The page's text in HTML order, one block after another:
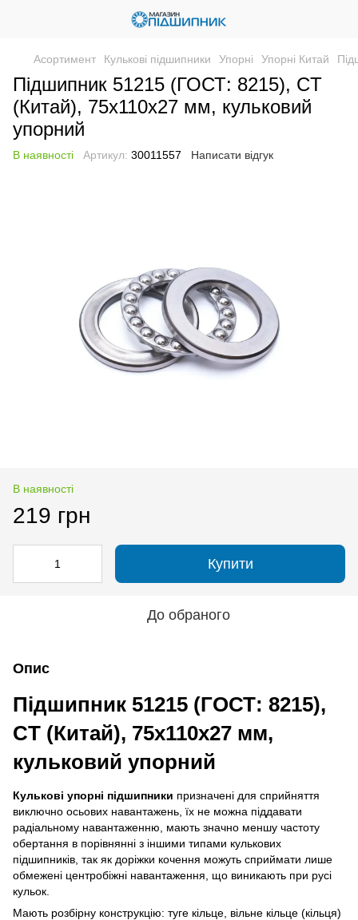
Асортимент Кулькові підшипники Упорні Упорні Китай
Підшипник 51215 (ГОСТ: 8215), CT
(Китай), 75х110х27 мм, кульковий
упорний
В наявності Артикул: 30011557 Написати відгук
В наявності
219 грн
Купити
До обраного
Опис
Підшипник 51215 (ГОСТ: 8215),
CT (Китай), 75х110х27 мм,
кульковий упорний
Кулькові упорні підшипники призначені для сприйняття
виключно осьових навантажень, їх не можна піддавати
радіальному навантаженню, мають значно меншу частоту
обертання в порівнянні з іншими типами кулькових
підшипників, так як доріжки кочення можуть сприймати лише
обмежені центробіжні навантаження, що виникають при русі
кульок.
Мають розбірну конструкцію: туге кільце, вільне кільце (кільця)